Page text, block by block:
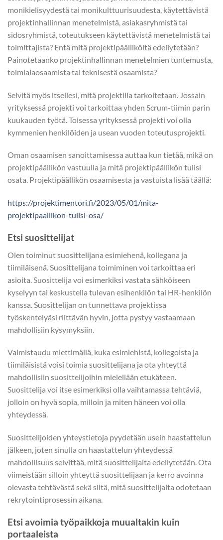
monikielisyydestä tai monikulttuurisuudesta, käytettävistä
projektinhallinnan menetelmistä, asiakasryhmistä tai
sidosryhmistä, toteutukseen käytettävistä menetelmistä tai
toimittajista? Entä mitä projektipäälliköltä edellytetään?
Painotetaanko projektinhallinnan menetelmien tuntemusta,
toimialaosaamista tai teknisestä osaamista?
Selvitä myös itsellesi, mitä projektilla tarkoitetaan. Jossain
yrityksessä projekti voi tarkoittaa yhden Scrum-tiimin parin
kuukauden työtä. Toisessa yrityksessä projekti voi olla
kymmenien henkilöiden ja usean vuoden toteutusprojekti.
Oman osaamisen sanoittamisessa auttaa kun tietää, mikä on
projektipäällikön vastuulla ja mitä projektipäällikön tulisi
osata. Projektipäällikön osaamisesta ja vastuista lisää täällä:
https://projektimentori.fi/2023/05/01/mita-
projektipaallikon-tulisi-osa/
Etsi suosittelijat
Olen toiminut suosittelijana esimiehenä, kollegana ja
tiimiläisenä. Suosittelijana toimiminen voi tarkoittaa eri
asioita. Suosittelija voi esimerkiksi vastata sähköiseen
kyselyyn tai keskustella tulevan esihenkilön tai HR-henkilön
kanssa. Suosittelijan on tunnettava projektissa
työskentelyäsi riittävän hyvin, jotta pystyy vastaamaan
mahdollisiin kysymyksiin.
Valmistaudu miettimällä, kuka esimiehistä, kollegoista ja
tiimiläisistä voisi toimia suosittelijana ja ota yhteyttä
mahdollisiin suosittelijoihin mielellään etukäteen.
Suosittelija voi itse esimerkiksi olla vaihtamassa tehtäviä,
jolloin on hyvä sopia, milloin ja miten häneen voi olla
yhteydessä.
Suosittelijoiden yhteystietoja pyydetään usein haastattelun
jälkeen, joten sinulla on haastattelun yhteydessä
mahdollisuus selvittää, mitä suosittelijalta edellytetään. Ota
viimeistään silloin yhteyttä suosittelijaan ja kerro avoinna
olevasta tehtävästä sekä siitä, mitä suosittelijalta odotetaan
rekrytointiprosessin aikana.
Etsi avoimia työpaikkoja muualtakin kuin
portaaleista